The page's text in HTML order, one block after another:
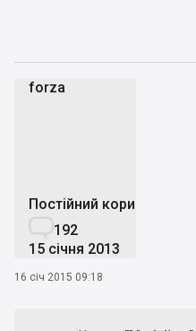
forza
Постійний користувач
192
15 січня 2013
16 січ 2015 09:18